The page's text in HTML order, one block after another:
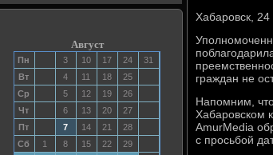
Август
Пн 3 10 17 24
31
Вт
4 11 18
25
Ср
5 12 19
26
Чт
6 13 20
27
Пт
7 14 21
28
Сб
1 8 15 22
29
Хабаровск, 24
граждан не
Напомним,
Хабаровском
AmurMedia
с просьбой